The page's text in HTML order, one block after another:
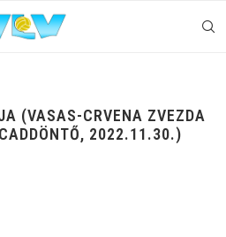
(VASAS-CRVENA ZVEZDA
2022.11.30.)